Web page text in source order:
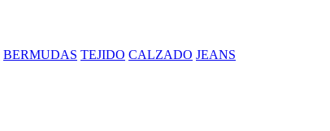
BERMUDAS TEJIDO CALZADO JEANS